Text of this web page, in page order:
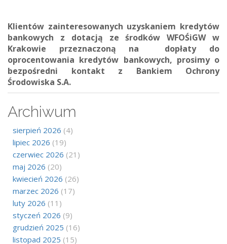
Klientów zainteresowanych uzyskaniem kredytów
bankowych z dotacją ze środków WFOŚiGW w
Krakowie przeznaczoną na dopłaty do
oprocentowania kredytów bankowych, prosimy o
bezpośredni kontakt z Bankiem Ochrony
Środowiska S.A.
Archiwum
sierpień 2026 (4)
lipiec 2026 (19)
czerwiec 2026 (21)
maj 2026 (20)
kwiecień 2026 (26)
marzec 2026 (17)
luty 2026 (11)
styczeń 2026 (9)
grudzień 2025 (16)
listopad 2025 (15)